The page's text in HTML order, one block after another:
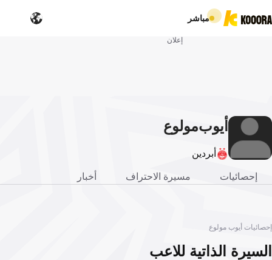
مباشر
إعلان
أيوبمولوع
أبردين
إحصائيات مسيرة الاحتراف أخبار
إحصائيات أيوب مولوع
السيرة الذاتية للاعب